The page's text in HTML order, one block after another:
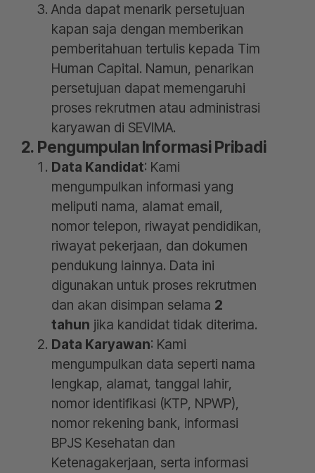
Anda dapat menarik persetujuan
kapan saja dengan memberikan
pemberitahuan tertulis kepada Tim
Human Capital. Namun, penarikan
persetujuan dapat memengaruhi
proses rekrutmen atau administrasi
karyawan di SEVIMA.
2. Pengumpulan Informasi Pribadi
Data Kandidat: Kami
mengumpulkan informasi yang
meliputi nama, alamat email,
nomor telepon, riwayat pendidikan,
riwayat pekerjaan, dan dokumen
pendukung lainnya. Data ini
digunakan untuk proses rekrutmen
dan akan disimpan selama 2
tahun jika kandidat tidak diterima.
Data Karyawan: Kami
mengumpulkan data seperti nama
lengkap, alamat, tanggal lahir,
nomor identifikasi (KTP, NPWP),
nomor rekening bank, informasi
BPJS Kesehatan dan
Ketenagakerjaan, serta informasi